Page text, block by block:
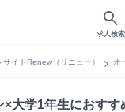
search
求人検索
イトRenew（リニュー） chevron_right オ
×大学1年生におすす